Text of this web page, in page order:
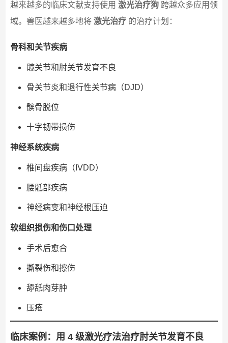
越来越多的临床文献支持使用 激光治疗狗跨越众多应用领
域。兽医越来越多地将 激光治疗的治疗计划：
骨科和关节疾病
髋关节和肘关节发育不良
骨关节炎和退行性关节病（DJD）
髌骨脱位
十字韧带损伤
神经系统疾病
椎间盘疾病（IVDD）
腰骶部疾病
神经病变和神经根压迫
软组织损伤和伤口处理
手术后愈合
撕裂伤和擦伤
舔舐肉芽肿
压疮
临床案例：用 4 级激光疗法治疗肘关节发育不良